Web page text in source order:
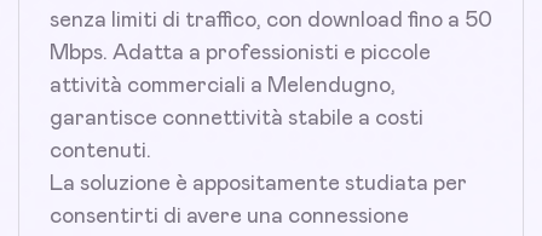
senza limiti di traffico, con download fino a 50
Mbps. Adatta a professionisti e piccole
attività commerciali a Melendugno,
garantisce connettività stabile a costi
contenuti.
La soluzione è appositamente studiata per
consentirti di avere una connessione